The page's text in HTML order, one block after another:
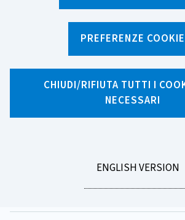
PREFERENZE COOKIE
CHIUDI/RIFIUTA TUTTI I
NECESSARI
GO
ENGLISH VERSION
Facebook
LinkedinWhatsApp
Email
GLOBAL MONEY WEEK